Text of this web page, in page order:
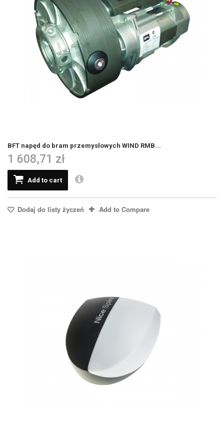
BFT napęd do bram przemysłowych WIND RMB...
1 608,71 zł
Add to cart
Dodaj do listy życzeń Add to Compare